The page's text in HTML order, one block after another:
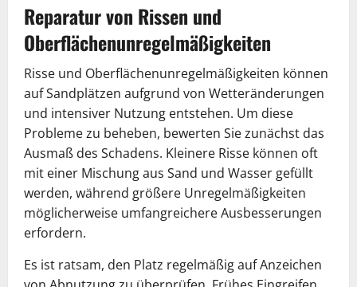
Reparatur von Rissen und
Oberflächenunregelmäßigkeiten
Risse und Oberflächenunregelmäßigkeiten können
auf Sandplätzen aufgrund von Wetteränderungen
und intensiver Nutzung entstehen. Um diese
Probleme zu beheben, bewerten Sie zunächst das
Ausmaß des Schadens. Kleinere Risse können oft
mit einer Mischung aus Sand und Wasser gefüllt
werden, während größere Unregelmäßigkeiten
möglicherweise umfangreichere Ausbesserungen
erfordern.
Es ist ratsam, den Platz regelmäßig auf Anzeichen